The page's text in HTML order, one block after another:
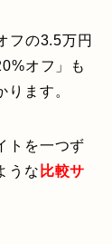
フの3.5万円
オフ」も
ます。
トを一つず
うな 比較サ